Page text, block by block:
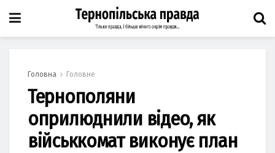
Головна Головне
Тернополяни
оприлюднили відео, як
військкомат виконує план